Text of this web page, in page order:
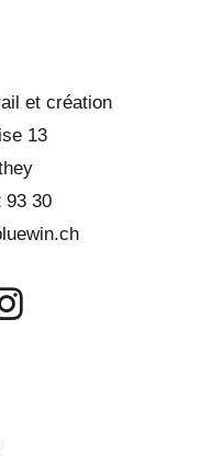
et création
13
93 30